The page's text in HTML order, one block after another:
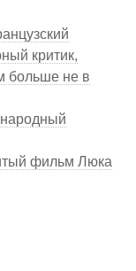
критик,
больше не в
фильм Люка